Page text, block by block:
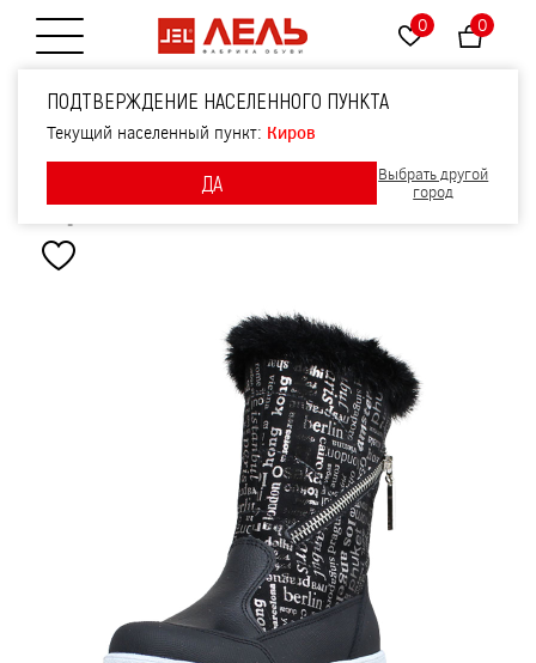
Открытие меню 0 0
ПОДТВЕРЖДЕНИЕ НАСЕЛЕННОГО ПУНКТА
Текущий населенный пункт: Киров
ДА
Выбрать другой
город
Сапожки нат.мех,
артикул 1931, цвет
черный